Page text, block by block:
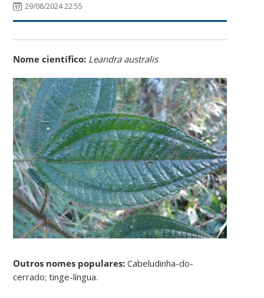
29/08/2024 22:55
Nome científico: Leandra australis
Outros nomes populares:Cabeludinha-do-
cerrado; tinge-língua.